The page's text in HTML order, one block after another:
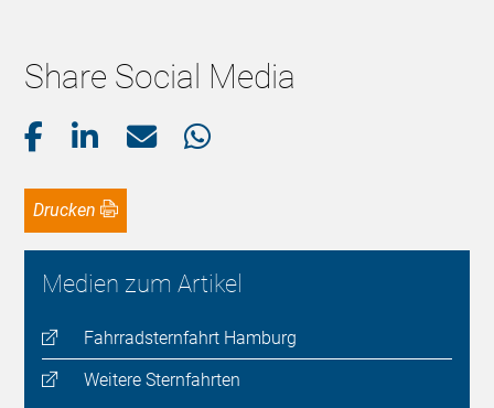
Share Social Media
Drucken
Medien zum Artikel
Fahrradsternfahrt Hamburg
Weitere Sternfahrten